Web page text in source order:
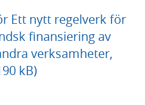
Ett nytt regelverk för
finansiering av
verksamheter,
kB)